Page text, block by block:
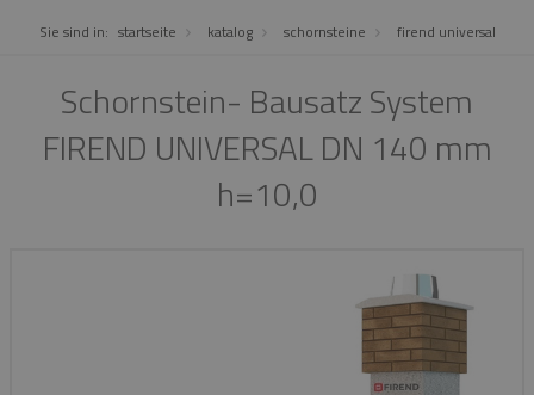
Sie sind in: startseite katalog schornsteine firend universal
Schornstein- Bausatz System
FIREND UNIVERSAL DN 140 mm
h=10,0